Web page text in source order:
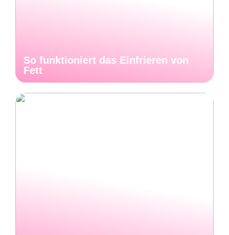
So funktioniert das Einfrieren von
Fett